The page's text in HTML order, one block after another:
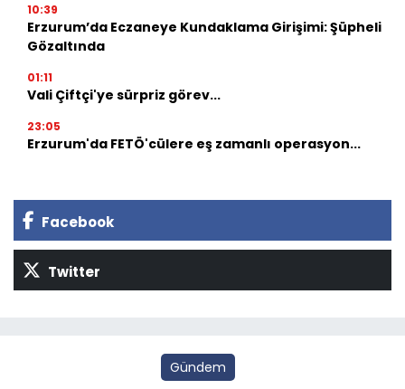
10:39
Erzurum’da Eczaneye Kundaklama Girişimi: Şüpheli
Gözaltında
01:11
Vali Çiftçi'ye sürpriz görev...
23:05
Erzurum'da FETÖ'cülere eş zamanlı operasyon...
Facebook
Twitter
Gündem